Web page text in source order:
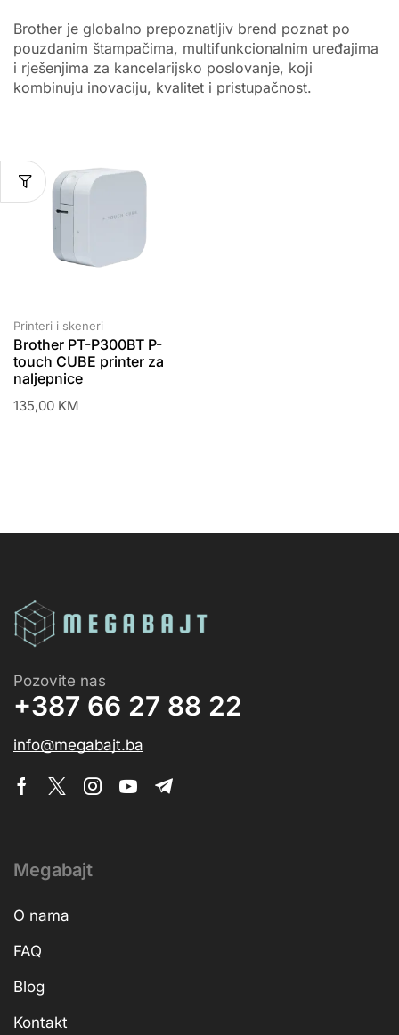
Brother je globalno prepoznatljiv brend poznat po
pouzdanim štampačima, multifunkcionalnim uređajima
i rješenjima za kancelarijsko poslovanje, koji
kombinuju inovaciju, kvalitet i pristupačnost.
Printeri i skeneri
Brother PT-P300BT P-
touch CUBE printer za
naljepnice
135,00 KM
Pozovite nas
+387 66 27 88 22
info@megabajt.ba
Megabajt
O nama
FAQ
Blog
Kontakt